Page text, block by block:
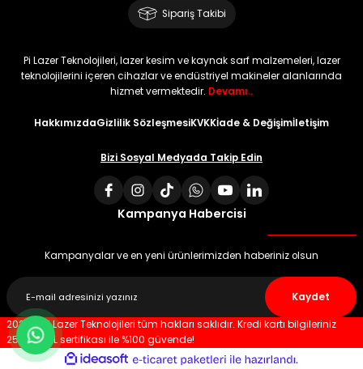
Sipariş Takibi
Pi Lazer Teknolojileri, lazer kesim ve kaynak sarf malzemeleri, lazer
teknolojilerini içeren cihazlar ve endüstriyel makineler alanlarında
hizmet vermektedir. Devamı..
HakkımızdaGizlilik SözleşmesiKVKKİade & Değişimİletişim
Bizi Sosyal Medyada Takip Edin
Kampanya Habercisi
Kampanyalar ve en yeni ürünlerimizden haberiniz olsun
Kaydet
2023 © Pi Lazer Teknolojileri tüm hakları saklıdır. Kredi kartı bilgileriniz
256 bit SSL sertifikası ile %100 güvende!
ideasoft
e-